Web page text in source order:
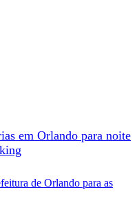
em Orlando para noite